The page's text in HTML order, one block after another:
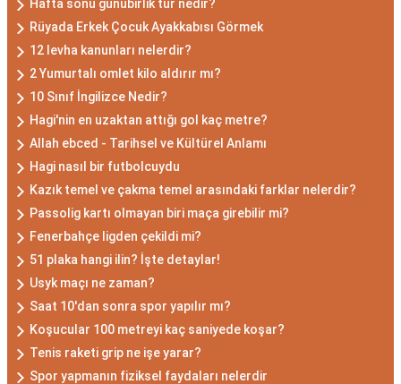
Hafta sonu günübirlik tur nedir?
Rüyada Erkek Çocuk Ayakkabısı Görmek
12 levha kanunları nelerdir?
2 Yumurtalı omlet kilo aldırır mı?
10 Sınıf İngilizce Nedir?
Hagi'nin en uzaktan attığı gol kaç metre?
Allah ebced - Tarihsel ve Kültürel Anlamı
Hagi nasıl bir futbolcuydu
Kazık temel ve çakma temel arasındaki farklar nelerdir?
Passolig kartı olmayan biri maça girebilir mi?
Fenerbahçe ligden çekildi mi?
51 plaka hangi ilin? İşte detaylar!
Usyk maçı ne zaman?
Saat 10'dan sonra spor yapılır mı?
Koşucular 100 metreyi kaç saniyede koşar?
Tenis raketi grip ne işe yarar?
Spor yapmanın fiziksel faydaları nelerdir